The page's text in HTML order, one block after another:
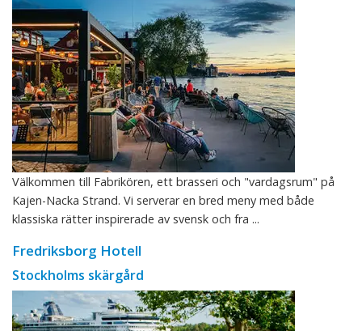
Välkommen till Fabrikören, ett brasseri och "vardagsrum" på
Kajen-Nacka Strand. Vi serverar en bred meny med både
klassiska rätter inspirerade av svensk och fra ...
Fredriksborg Hotell
Stockholms skärgård